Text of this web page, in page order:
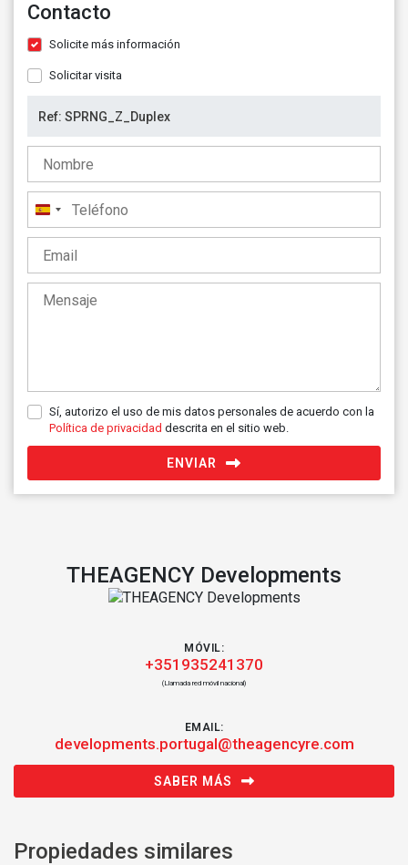
Contacto
Solicite más información
Solicitar visita
España
+34
Sí, autorizo el uso de mis datos personales de acuerdo con la
Política de privacidad descrita en el sitio web.
ENVIAR
THEAGENCY Developments
MÓVIL:
+351935241370
(Llamada red móvil nacional)
EMAIL:
developments.portugal@theagencyre.com
SABER MÁS
Propiedades similares